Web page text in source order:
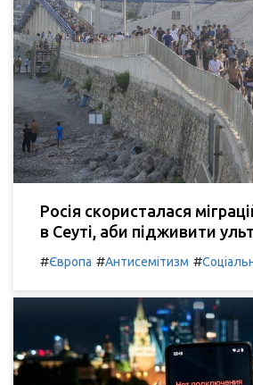
Росія скористалася
в Сеуті, аби підживити
#Європа #Антисемітизм #